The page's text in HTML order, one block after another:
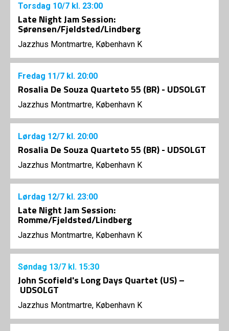
Torsdag 10/7 kl. 23:00
Late Night Jam Session:
Sørensen/Fjeldsted/Lindberg
Jazzhus Montmartre, København K
Fredag 11/7 kl. 20:00
Rosalia De Souza Quarteto 55 (BR) - UDSOLGT
Jazzhus Montmartre, København K
Lørdag 12/7 kl. 20:00
Rosalia De Souza Quarteto 55 (BR) - UDSOLGT
Jazzhus Montmartre, København K
Lørdag 12/7 kl. 23:00
Late Night Jam Session:
Romme/Fjeldsted/Lindberg
Jazzhus Montmartre, København K
Søndag 13/7 kl. 15:30
John Scofield's Long Days Quartet (US) –
UDSOLGT
Jazzhus Montmartre, København K